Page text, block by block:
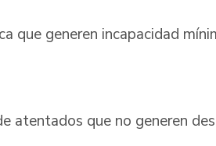
que generen incapacidad
atentados que no generen